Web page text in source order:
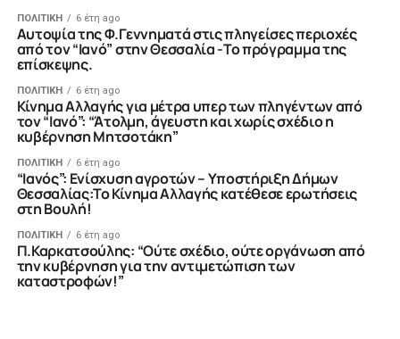
ΠΟΛΙΤΙΚΗ 6 έτη ago
Aυτοψία της Φ.Γεννηματά στις πληγείσες περιοχές
από τον “Ιανό” στην Θεσσαλία -Το πρόγραμμα της
επίσκεψης.
ΠΟΛΙΤΙΚΗ 6 έτη ago
Kίνημα Αλλαγής για μέτρα υπερ των πληγέντων από
τον “Ιανό”: “Άτολμη, άγευστη και χωρίς σχέδιο η
κυβέρνηση Μητσοτάκη”
ΠΟΛΙΤΙΚΗ 6 έτη ago
“Ιανός”: Ενίσχυση αγροτών – Υποστήριξη Δήμων
Θεσσαλίας:Το Κίνημα Αλλαγής κατέθεσε ερωτήσεις
στη Βουλή!
ΠΟΛΙΤΙΚΗ 6 έτη ago
Π.Καρκατσούλης: “Ούτε σχέδιο, ούτε οργάνωση από
την κυβέρνηση για την αντιμετώπιση των
καταστροφών!”